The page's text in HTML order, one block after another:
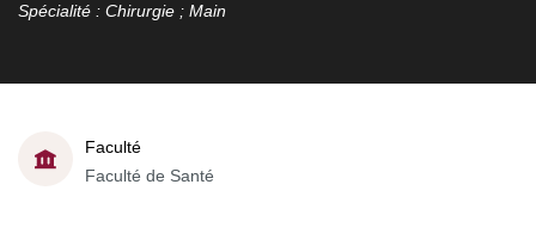
Spécialité : Chirurgie ; Main
Faculté
Faculté de Santé